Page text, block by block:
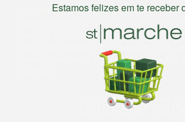
Há mais de 22 anos, o St. Marche busca
experiência de compras, a preços
comprar tudo o que precisa para seu dia a
lugar. Além da loja online temos 31 lojas
Grande São Paulo, litoral e interior de São
Estamos felizes em te receber